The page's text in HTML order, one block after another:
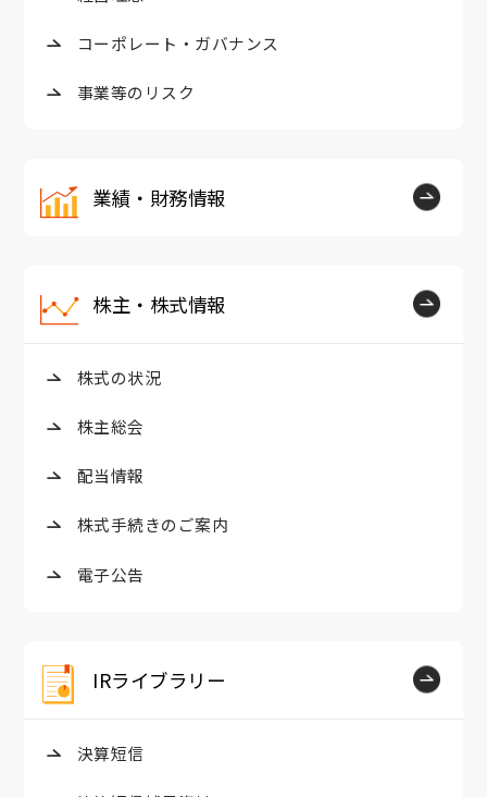
コーポレート・ガバナンス
事業等のリスク
業績・財務情報
株主・株式情報
株式の状況
株主総会
配当情報
株式手続きのご案内
電子公告
IRライブラリー
決算短信